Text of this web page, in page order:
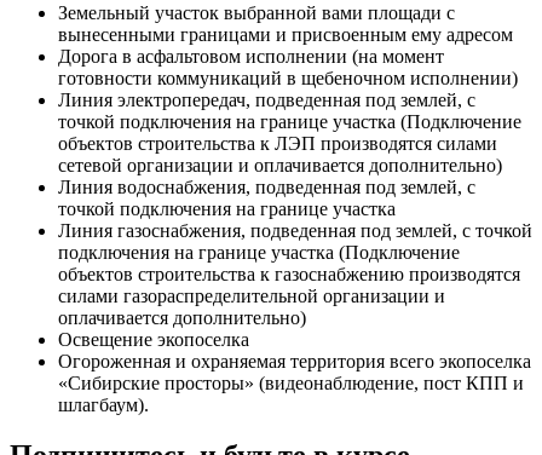
Земельный участок выбранной вами площади с
вынесенными границами и присвоенным ему адресом
Дорога в асфальтовом исполнении (на момент
готовности коммуникаций в щебеночном исполнении)
Линия электропередач, подведенная под землей, с
точкой подключения на границе участка (Подключение
объектов строительства к ЛЭП производятся силами
сетевой организации и оплачивается дополнительно)
Линия водоснабжения, подведенная под землей, с
точкой подключения на границе участка
Линия газоснабжения, подведенная под землей, с точкой
подключения на границе участка (Подключение
объектов строительства к газоснабжению производятся
силами газораспределительной организации и
оплачивается дополнительно)
Освещение экопоселка
Огороженная и охраняемая территория всего экопоселка
«Сибирские просторы» (видеонаблюдение, пост КПП и
шлагбаум).